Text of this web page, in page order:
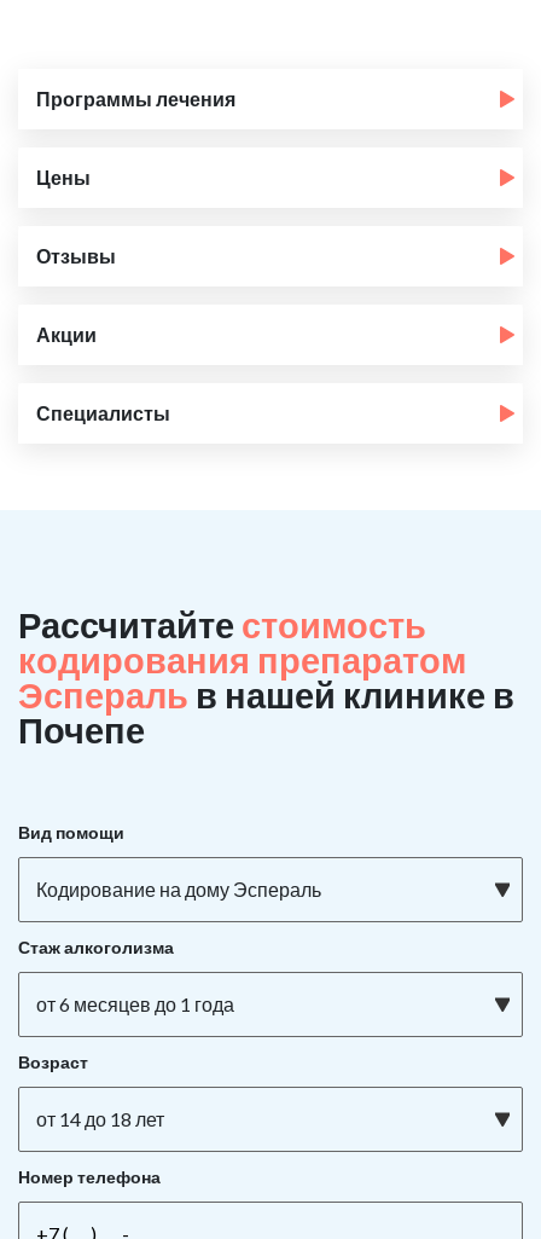
Программы лечения
Цены
Отзывы
Акции
Специалисты
Рассчитайте стоимость
кодирования препаратом
Эспераль в нашей клинике в
Почепе
Вид помощи
Кодирование на дому Эспераль
Стаж алкоголизма
от 6 месяцев до 1 года
Возраст
от 14 до 18 лет
Номер телефона